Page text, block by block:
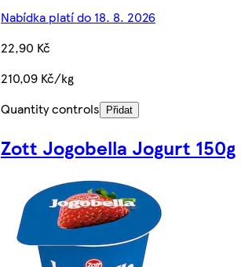
Nabídka platí do 18. 8. 2026
22,90 Kč
210,09 Kč/kg
Quantity controls
Přidat
Zott Jogobella Jogurt 150g